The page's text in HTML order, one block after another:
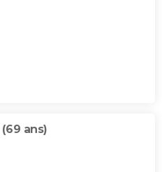
(69 ans)